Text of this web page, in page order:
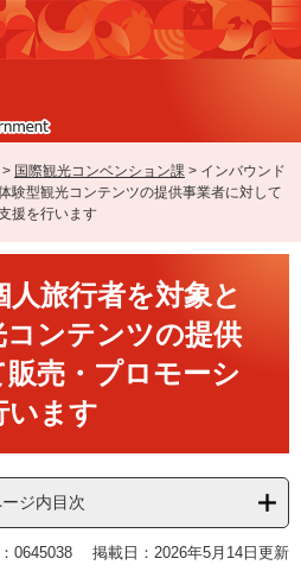
> 国際観光コンベンション課 > インバウンド
験型観光コンテンツの提供事業者に対して
援を行います
旅行者を対象と
コンテンツの提供
売・プロモーシ
います
ジ内目次
0645038 掲載日：2026年5月14日更新